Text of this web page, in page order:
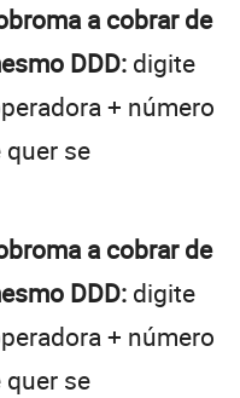
a cobrar de
DDD: digite
+ número
se
a cobrar de
DDD: digite
+ número
se